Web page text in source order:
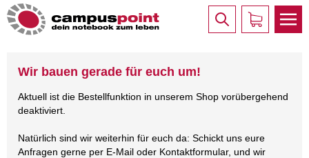
Wir bauen gerade für euch um!
Aktuell ist die Bestellfunktion in unserem Shop vorübergehend
deaktiviert.
Natürlich sind wir weiterhin für euch da: Schickt uns eure
Anfragen gerne per E-Mail oder Kontaktformular, und wir